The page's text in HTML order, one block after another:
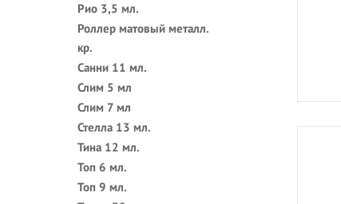
Рио 3,5 мл.
Роллер матовый металл.
кр.
Санни 11 мл.
Слим 5 мл
Слим 7 мл
Стелла 13 мл.
Тина 12 мл.
Топ 6 мл.
Топ 9 мл.